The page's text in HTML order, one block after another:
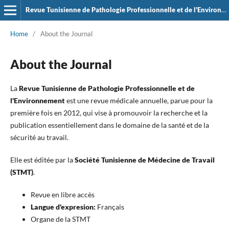
Revue Tunisienne de Pathologie Professionnelle et de l'Environement
Home / About the Journal
About the Journal
LaRevue Tunisienne de Pathologie Professionnelle et de
l'Environnementest une revue médicale annuelle, parue pour la
première fois en 2012, qui vise à promouvoir la recherche et la
publication essentiellement dans le domaine de la santé et de la
sécurité au travail.
Elle est éditée par laSociété Tunisienne de Médecine de Travail
(STMT).
Revue en libre accès
Langue d'expresion: Français
Organe de la STMT